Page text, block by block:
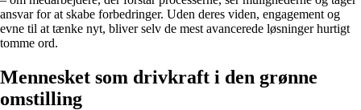
ansvar for at skabe forbedringer. Uden deres viden, engagement og
evne til at tænke nyt, bliver selv de mest avancerede løsninger hurtigt
tomme ord.
Mennesket som drivkraft i den grønne
omstilling